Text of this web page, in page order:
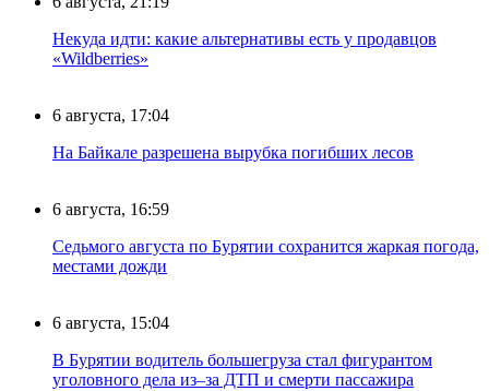
Некуда идти: какие альтернативы есть у продавцов
«Wildberries»
6 августа, 17:04
На Байкале разрешена вырубка погибших лесов
6 августа, 16:59
Седьмого августа по Бурятии сохранится жаркая погода,
местами дожди
6 августа, 15:04
В Бурятии водитель большегруза стал фигурантом
уголовного дела из–за ДТП и смерти пассажира